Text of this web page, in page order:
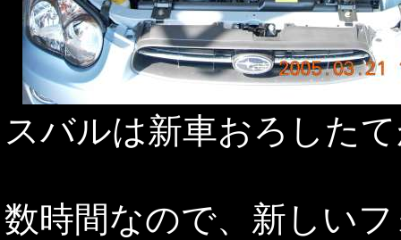
スバルは新車おろした
数時間なので、新しい